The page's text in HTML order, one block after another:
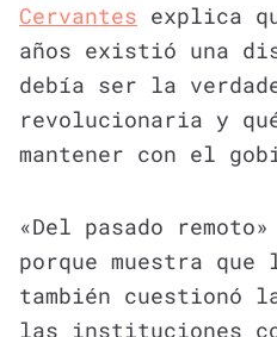
Cervantes explica
años existió una
debía ser la
revolucionaria y
mantener con el
«Del pasado
porque muestra
también cuestionó
las instituciones